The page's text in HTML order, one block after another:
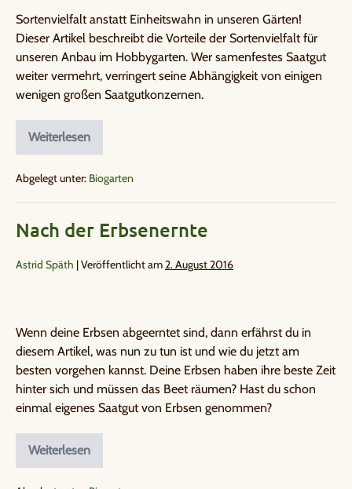
Sortenvielfalt anstatt Einheitswahn in unseren Gärten!
Dieser Artikel beschreibt die Vorteile der Sortenvielfalt für
unseren Anbau im Hobbygarten. Wer samenfestes Saatgut
weiter vermehrt, verringert seine Abhängigkeit von einigen
wenigen großen Saatgutkonzernen.
Weiterlesen
Abgelegt unter: Biogarten
Nach der Erbsenernte
Astrid Späth |Veröffentlicht am2. August 2016
Wenn deine Erbsen abgeerntet sind, dann erfährst du in
diesem Artikel, was nun zu tun ist und wie du jetzt am
besten vorgehen kannst. Deine Erbsen haben ihre beste Zeit
hinter sich und müssen das Beet räumen? Hast du schon
einmal eigenes Saatgut von Erbsen genommen?
Weiterlesen